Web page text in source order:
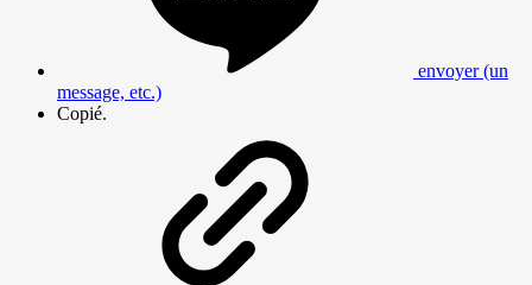
envoyer (un
message, etc.)
Copié.